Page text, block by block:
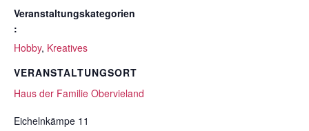
Veranstaltungskategorien
:
Hobby, Kreatives
VERANSTALTUNGSORT
Haus der Familie Obervieland
Eichelnkämpe 11